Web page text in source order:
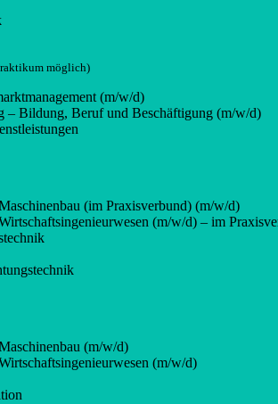
möglich)
(m/w/d)
– Bildung, Beruf und Beschäftigung (m/w/d)
(im Praxisverbund) (m/w/d)
(m/w/d) – im
(m/w/d)
(m/w/d)